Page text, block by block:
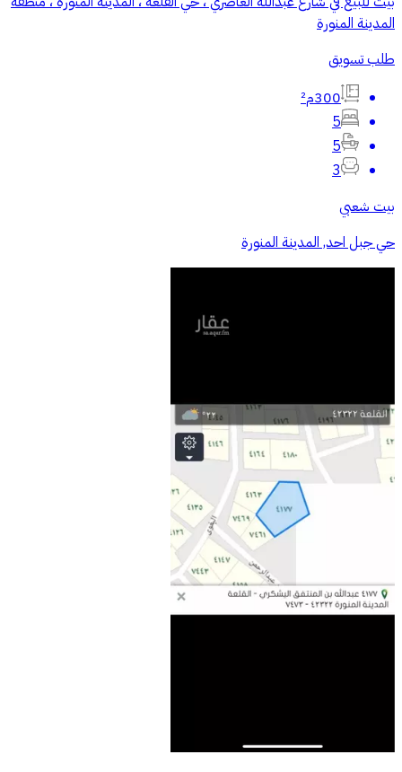
المدينة المنورة
طلب تسويق
300م²
5
5
3
بيت شعبي
حي جبل احد, المدينة المنورة